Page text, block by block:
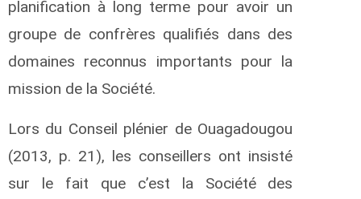
planification à long terme pour avoir un
groupe de confrères qualifiés dans des
domaines reconnus importants pour la
mission de la Société.
Lors du Conseil plénier de Ouagadougou
(2013, p. 21), les conseillers ont insisté
sur le fait que c’est la Société des